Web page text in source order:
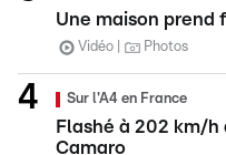
Une maison prend
Vidéo Photos
Sur l'A4 en France
Flashé à 202 km/
Camaro